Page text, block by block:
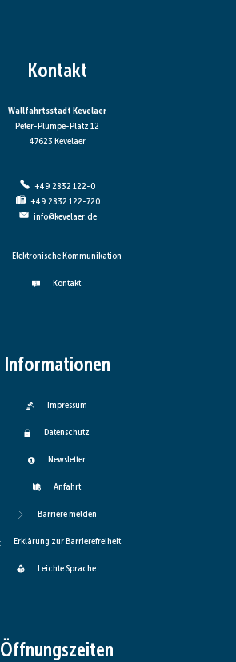
Kontakt
Wallfahrtsstadt Kevelaer
Peter-Plümpe-Platz 12
47623 Kevelaer
+49 2832 122-0
+49 2832 122-720
info@kevelaer.de
Elektronische Kommunikation
Kontakt
Informationen
Impressum
Datenschutz
Newsletter
Anfahrt
Barriere melden
Erklärung zur Barrierefreiheit
Leichte Sprache
Öffnungszeiten